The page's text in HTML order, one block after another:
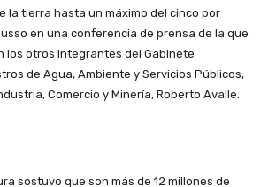
la tierra hasta un máximo del cinco por
en una conferencia de prensa de la que
los otros integrantes del Gabinete
de Agua, Ambiente y Servicios Públicos,
Comercio y Minería, Roberto Avalle.
sostuvo que son más de 12 millones de